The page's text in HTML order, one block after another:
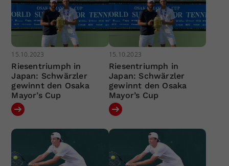
15.10.2023
Riesentriumph in
Japan: Schwärzler
gewinnt den Osaka
Mayor’s Cup
15.10.2023
Riesentriumph in
Japan: Schwärzler
gewinnt den Osaka
Mayor’s Cup